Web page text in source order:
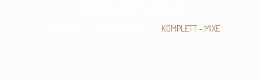
KOMPLETT - MIXE